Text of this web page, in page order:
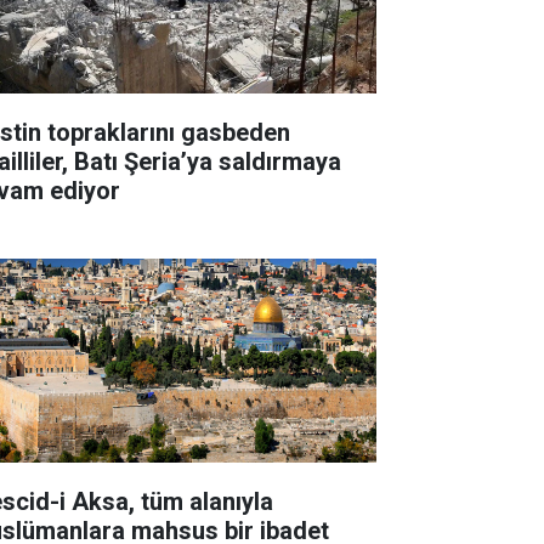
topraklarını gasbeden
Batı Şeria’ya saldırmaya
ediyor
i Aksa, tüm alanıyla
mahsus bir ibadet